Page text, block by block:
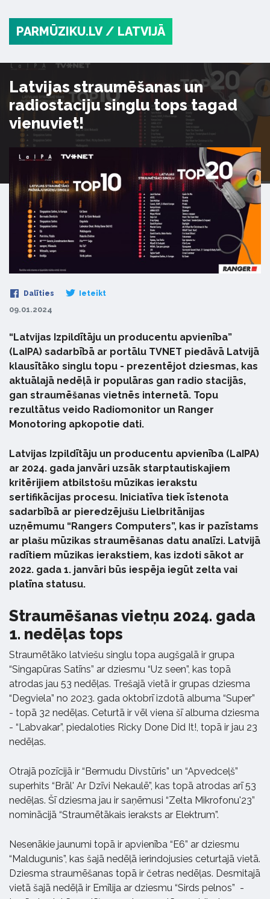
PARMŪZIKU.LV / LATVIJĀ
Latvijas straumēšanas un
radiostaciju singlu tops tagad
vienuviet!
Dalīties Ieteikt
09.01.2024
“Latvijas Izpildītāju un producentu apvienība”
(LaIPA) sadarbībā ar portālu TVNET piedāvā Latvijā
klausītāko singlu topu - prezentējot dziesmas, kas
aktuālajā nedēļā ir populāras gan radio stacijās,
gan straumēšanas vietnēs internetā. Topu
rezultātus veido Radiomonitor un Ranger
Monotoring apkopotie dati.
Latvijas Izpildītāju un producentu apvienība (LaIPA)
ar 2024. gada janvāri uzsāk starptautiskajiem
kritērijiem atbilstošu mūzikas ierakstu
sertifikācijas procesu. Iniciatīva tiek īstenota
sadarbībā ar pieredzējušu Lielbritānijas
uzņēmumu “Rangers Computers”, kas ir pazīstams
ar plašu mūzikas straumēšanas datu analīzi. Latvijā
radītiem mūzikas ierakstiem, kas izdoti sākot ar
2022. gada 1. janvāri būs iespēja iegūt zelta vai
platīna statusu.
Straumēšanas vietņu 2024. gada
1. nedēļas tops
Straumētāko latviešu singlu topa augšgalā ir grupa
“Singapūras Satīns” ar dziesmu “Uz seen”, kas topā
atrodas jau 53 nedēļas. Trešajā vietā ir grupas dziesma
“Degviela” no 2023. gada oktobrī izdotā albuma “Super”
- topā 32 nedēļas. Ceturtā ir vēl viena šī albuma dziesma
- “Labvakar”, piedaloties Ricky Done Did It!, topā ir jau 23
nedēļas.
Otrajā pozīcijā ir “Bermudu Divstūris” un “Apvedceļš”
superhits “Brāl' Ar Dzīvi Nekaulē”, kas topā atrodas arī 53
nedēļas. Šī dziesma jau ir saņēmusi “Zelta Mikrofonu'23”
nominācijā “Straumētākais ieraksts ar Elektrum”.
Nesenākie jaunumi topā ir apvienība “E6” ar dziesmu
“Maldugunis”, kas šajā nedēļā ierindojusies ceturtajā vietā.
Dziesma straumēšanas topā ir četras nedēļas. Desmitajā
vietā šajā nedēļā ir Emīlija ar dziesmu “Sirds pelnos” -